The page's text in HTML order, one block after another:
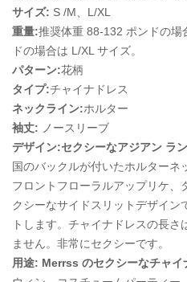
サイズ: S /M、L/XL
重量:推奨体重 88-132 ポンドの
ドの場合は L/XL サイズ。
パターン:花柄
タイプ:チャイナドレス
ネックライン:ホルター
袖丈: ノースリーブ
デザイン:セクシーなアジアン ラ
国のバックルが付いたホルターネ
フロントフローラルアップリケ、
クシーなサイドスリットデザイン
トします。チャイナドレスの長さ
ません。非常にセクシーです。
用途: Merrss のセクシーなチャイ